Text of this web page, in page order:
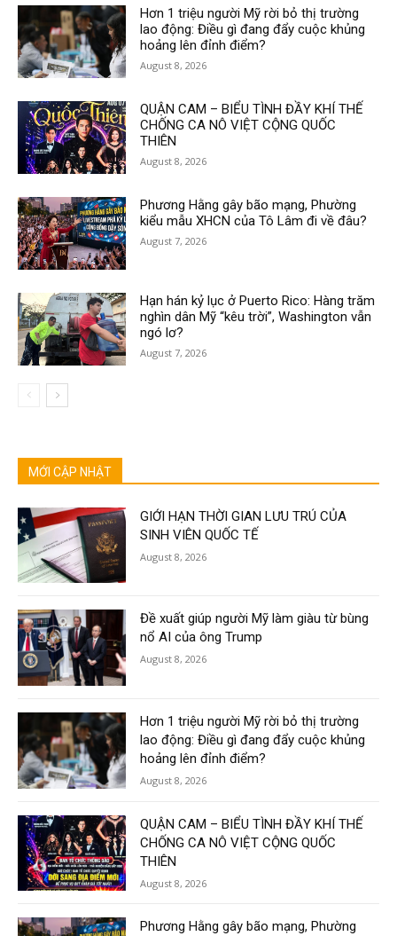
Hơn 1 triệu người Mỹ rời bỏ thị trường
lao động: Điều gì đang đẩy cuộc khủng
hoảng lên đỉnh điểm?
August 8, 2026
QUẬN CAM – BIỂU TÌNH ĐẦY KHÍ THẾ
CHỐNG CA NÔ VIỆT CỘNG QUỐC
THIÊN
August 8, 2026
Phương Hằng gây bão mạng, Phường
kiểu mẫu XHCN của Tô Lâm đi về đâu?
August 7, 2026
Hạn hán kỷ lục ở Puerto Rico: Hàng trăm
nghìn dân Mỹ “kêu trời”, Washington vẫn
ngó lơ?
August 7, 2026
MỚI CẬP NHẬT
GIỚI HẠN THỜI GIAN LƯU TRÚ CỦA
SINH VIÊN QUỐC TẾ
August 8, 2026
Đề xuất giúp người Mỹ làm giàu từ bùng
nổ AI của ông Trump
August 8, 2026
Hơn 1 triệu người Mỹ rời bỏ thị trường
lao động: Điều gì đang đẩy cuộc khủng
hoảng lên đỉnh điểm?
August 8, 2026
QUẬN CAM – BIỂU TÌNH ĐẦY KHÍ THẾ
CHỐNG CA NÔ VIỆT CỘNG QUỐC
THIÊN
August 8, 2026
Phương Hằng gây bão mạng, Phường